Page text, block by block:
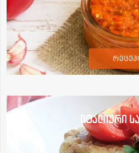
იტალიური